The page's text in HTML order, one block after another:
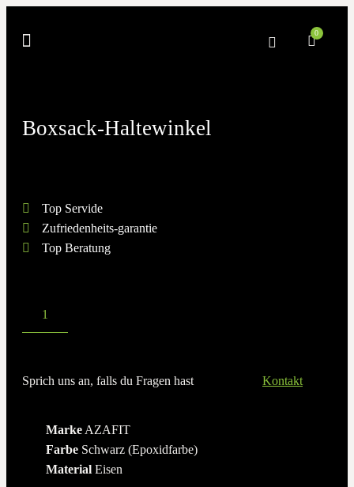
0
Boxsack-Haltewinkel
Top Servide
Zufriedenheits-garantie
Top Beratung
Sprich uns an, falls du Fragen hast Kontakt
Marke AZAFIT
Farbe Schwarz (Epoxidfarbe)
Material Eisen